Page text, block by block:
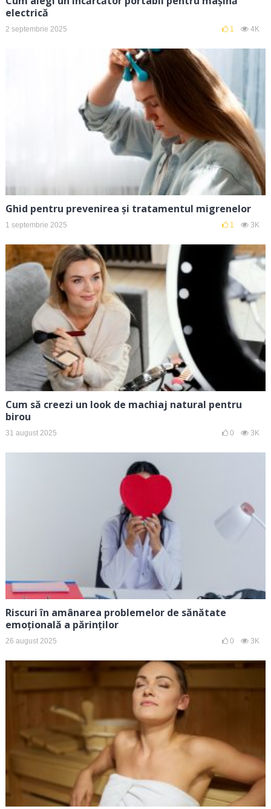
electrică
2 septembrie 2025 1 4K
Ghid pentru prevenirea și tratamentul migrenelor
1 septembrie 2025 1 3K
Cum să creezi un look de machiaj natural pentru
birou
31 august 2025 0 3K
Riscuri în amânarea problemelor de sănătate
emoțională a părinților
26 august 2025 0 3K